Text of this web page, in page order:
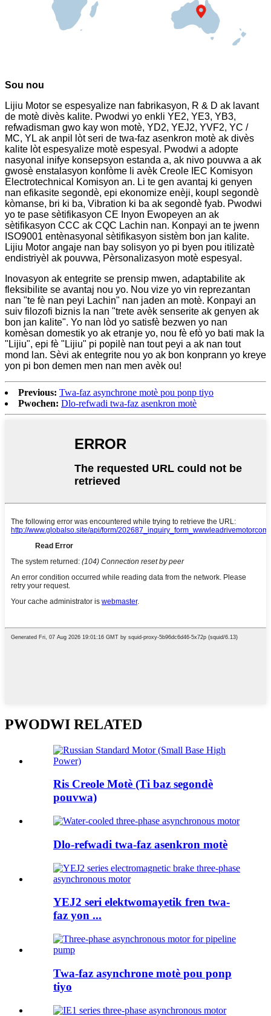
Sou nou
Lijiu Motor se espesyalize nan fabrikasyon, R & D ak lavant
de motè divès kalite. Pwodwi yo enkli YE2, YE3, YB3,
refwadisman gwo kay won motè, YD2, YEJ2, YVF2, YC /
MC, YL ak anpil lòt seri de twa-faz asenkron motè ak divès
kalite lòt espesyalize motè espesyal. Pwodwi a adopte
nasyonal inifye konsepsyon estanda a, ak nivo pouvwa a ak
gwosè enstalasyon konfòme li avèk Creole IEC Komisyon
Electrotechnical Komisyon an. Li te gen avantaj ki genyen
nan efikasite segondè, epi ekonomize enèji, koupl segondè
kòmanse, bri ki ba, Vibration ki ba ak segondè fyab. Pwodwi
yo te pase sètifikasyon CE Inyon Ewopeyen an ak
sètifikasyon CCC ak CQC Lachin nan. Konpayi an te jwenn
ISO9001 entènasyonal sètifikasyon sistèm bon jan kalite.
Lijiu Motor angaje nan bay solisyon yo pi byen pou itilizatè
endistriyèl ak pouvwa, Pèrsonalizasyon motè espesyal.
Inovasyon ak entegrite se prensip mwen, adaptabilite ak
fleksibilite se avantaj nou yo. Nou vize yo vin reprezantan
nan "te fè nan peyi Lachin" nan jaden an motè. Konpayi an
suiv filozofi biznis la nan "trete avèk senserite ak genyen ak
bon jan kalite". Yo nan lòd yo satisfè bezwen yo nan
komèsan domestik yo ak etranje yo, nou fè efò yo bati mak la
"Lijiu", epi fè "Lijiu" pi popilè nan tout peyi a ak nan tout
mond lan. Sèvi ak entegrite nou yo ak bon konprann yo kreye
yon pi bon demen men nan men avèk ou!
Previous: Twa-faz asynchrone motè pou ponp tiyo
Pwochen: Dlo-refwadi twa-faz asenkron motè
PWODWI RELATED
Ris Creole Motè (Ti baz segondè
pouvwa)
Dlo-refwadi twa-faz asenkron motè
YEJ2 seri elektwomayetik fren twa-
faz yon ...
Twa-faz asynchrone motè pou ponp
tiyo